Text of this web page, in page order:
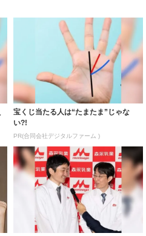
宝くじ当たる人は“たまたま”じゃな
い?!
PR(合同会社デジタルファーム )